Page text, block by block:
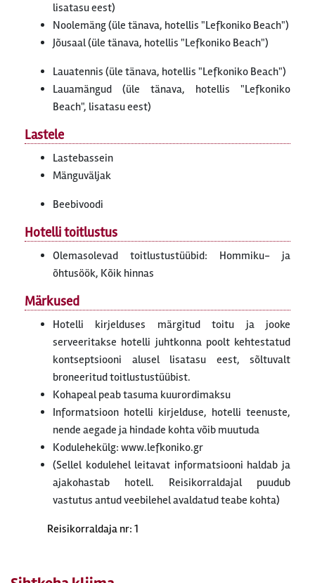
lisatasu eest)
Noolemäng (üle tänava, hotellis "Lefkoniko Beach")
Jõusaal (üle tänava, hotellis "Lefkoniko Beach")
Lauatennis (üle tänava, hotellis "Lefkoniko Beach")
Lauamängud (üle tänava, hotellis "Lefkoniko
Beach", lisatasu eest)
Lastele
Lastebassein
Mänguväljak
Beebivoodi
Hotelli toitlustus
Olemasolevad toitlustustüübid: Hommiku- ja
õhtusöök, Kõik hinnas
Märkused
Hotelli kirjelduses märgitud toitu ja jooke
serveeritakse hotelli juhtkonna poolt kehtestatud
kontseptsiooni alusel lisatasu eest, sõltuvalt
broneeritud toitlustustüübist.
Kohapeal peab tasuma kuurordimaksu
Informatsioon hotelli kirjelduse, hotelli teenuste,
nende aegade ja hindade kohta võib muutuda
Kodulehekülg: www.lefkoniko.gr
(Sellel kodulehel leitavat informatsiooni haldab ja
ajakohastab hotell. Reisikorraldajal puudub
vastutus antud veebilehel avaldatud teabe kohta)
Reisikorraldaja nr: 1